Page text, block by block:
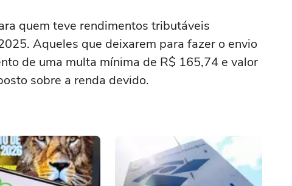
quem teve rendimentos tributáveis
Aqueles que deixarem para fazer o envio
de uma multa mínima de R$ 165,74 e valor
sobre a renda devido.